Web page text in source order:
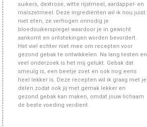
suikers, dextrose, witte rijstmeel, aardappel- en
maïszetmeel. Deze ingrediënten wil ik nou juist
niet eten, ze verhogen onnodig je
bloedsuikerspiegel waardoor je in gewicht
aankomt en ontstekingen worden bevordert.
Het viel echter niet mee om recepten voor
gezond gebak te ontwikkelen. Na lang testen en
veel onderzoek is het mij gelukt. Gebak dat
smeuïg is, een beetje zoet en ook nog eens
heel lekker is. Deze recepten wil ik graag met je
delen zodat ook jij met gemak lekker en
gezond gebak kan maken, omdat jouw lichaam
de beste voeding verdient.